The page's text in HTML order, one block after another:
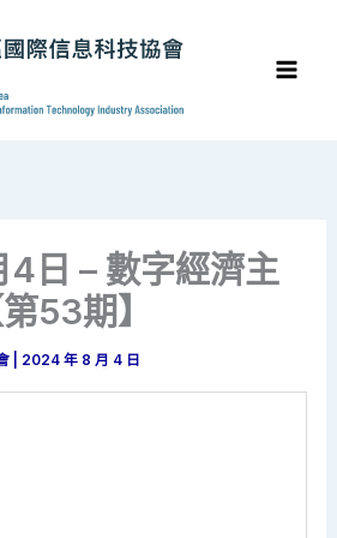
日 – 數字經濟主
53期】
2024 年 8 月 4 日